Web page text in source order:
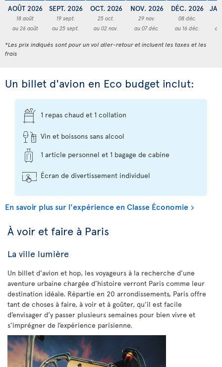
AOÛT 2026
18 août
au 26 août
SEPT. 2026
19 sept.
au 25 sept.
OCT. 2026
25 oct.
au 02 nov.
NOV. 2026
29 nov.
au 07 déc.
DÉC. 2026
08 déc.
au 16 déc.
*Les prix indiqués sont pour un vol aller-retour et incluent les taxes et les
frais
Un billet d'avion en Eco budget inclut:
1 repas chaud et 1 collation
Vin et boissons sans alcool
1 article personnel et 1 bagage de cabine
Écran de divertissement individuel
En savoir plus sur l'expérience en Classe Économie
À voir et faire à Paris
La ville lumière
Un billet d’avion et hop, les voyageurs à la recherche d’une
aventure urbaine chargée d’histoire verront Paris comme leur
destination idéale. Répartie en 20 arrondissements, Paris offre
tant de choses à faire, à voir et à goûter, qu’il est facile
d’envisager d’y passer plusieurs semaines pour bien vivre et
s’imprégner de l’expérience parisienne.